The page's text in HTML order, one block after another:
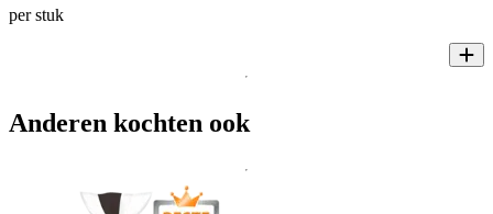
per stuk
Anderen kochten ook